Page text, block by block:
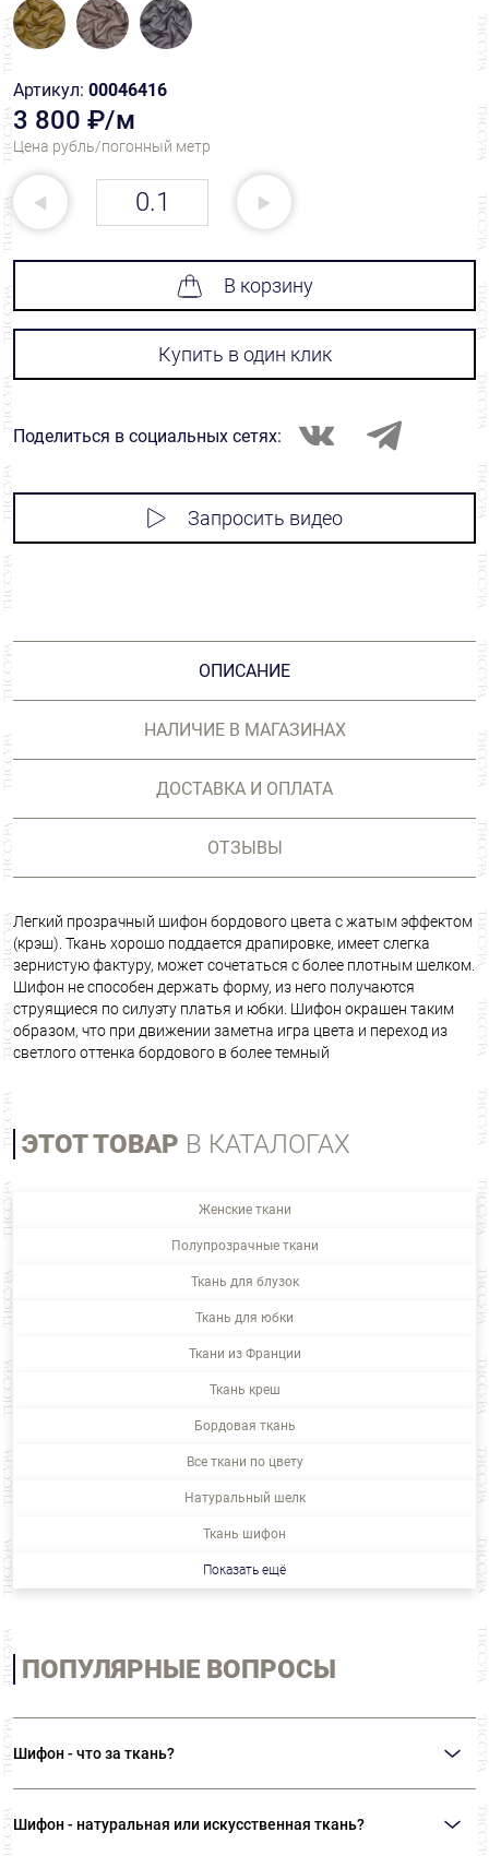
Артикул: 00046416
3 800 ₽/м
Цена рубль/погонный метр
В корзину
Купить в один клик
Поделиться в социальных сетях:
Запросить видео
ОПИСАНИЕ
НАЛИЧИЕ В МАГАЗИНАХ
ДОСТАВКА И ОПЛАТА
ОТЗЫВЫ
Легкий прозрачный шифон бордового цвета с жатым эффектом
(крэш). Ткань хорошо поддается драпировке, имеет слегка
зернистую фактуру, может сочетаться с более плотным шелком.
Шифон не способен держать форму, из него получаются
струящиеся по силуэту платья и юбки. Шифон окрашен таким
образом, что при движении заметна игра цвета и переход из
светлого оттенка бордового в более темный
ЭТОТ ТОВАР В КАТАЛОГАХ
Женские ткани
Полупрозрачные ткани
Ткань для блузок
Ткань для юбки
Ткани из Франции
Ткань креш
Бордовая ткань
Все ткани по цвету
Натуральный шелк
Ткань шифон
Показать ещё
ПОПУЛЯРНЫЕ ВОПРОСЫ
Шифон - что за ткань?
характерной рельефной фактурой, созданная из креповых нитей
крутки (S- и Z-скручивание — это обозначение направления витков нити.
Шифон - натуральная или искусственная ткань?